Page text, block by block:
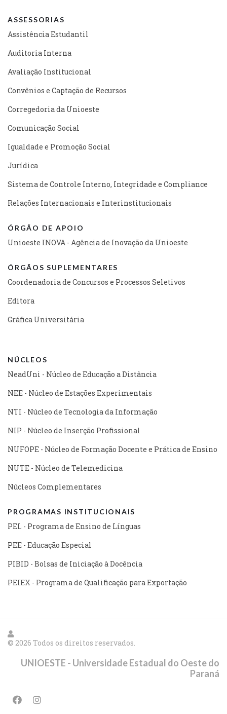
ASSESSORIAS
Assistência Estudantil
Auditoria Interna
Avaliação Institucional
Convênios e Captação de Recursos
Corregedoria da Unioeste
Comunicação Social
Igualdade e Promoção Social
Jurídica
Sistema de Controle Interno, Integridade e Compliance
Relações Internacionais e Interinstitucionais
ÓRGÃO DE APOIO
Unioeste INOVA - Agência de Inovação da Unioeste
ÓRGÃOS SUPLEMENTARES
Coordenadoria de Concursos e Processos Seletivos
Editora
Gráfica Universitária
NÚCLEOS
NeadUni - Núcleo de Educação a Distância
NEE - Núcleo de Estações Experimentais
NTI - Núcleo de Tecnologia da Informação
NIP - Núcleo de Inserção Profissional
NUFOPE - Núcleo de Formação Docente e Prática de Ensino
NUTE - Núcleo de Telemedicina
Núcleos Complementares
PROGRAMAS INSTITUCIONAIS
PEL - Programa de Ensino de Línguas
PEE - Educação Especial
PIBID - Bolsas de Iniciação à Docência
PEIEX - Programa de Qualificação para Exportação
© 2026 Todos os direitos reservados.
UNIOESTE - Universidade Estadual do Oeste do
Paraná